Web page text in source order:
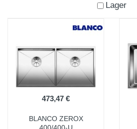
Lager
473,47 €
BLANCO ZEROX